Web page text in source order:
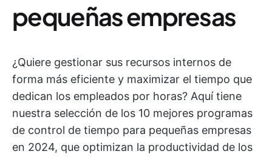
pequeñas empresas
¿Quiere gestionar sus recursos internos de
forma más eficiente y maximizar el tiempo que
dedican los empleados por horas? Aquí tiene
nuestra selección de los 10 mejores programas
de control de tiempo para pequeñas empresas
en 2024, que optimizan la productividad de los